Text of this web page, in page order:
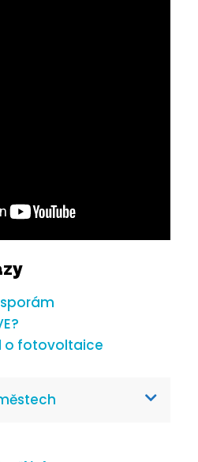
o fotovoltaice